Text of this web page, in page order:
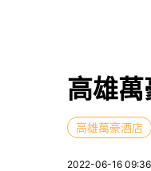
高雄
高雄萬豪酒店
2022-06-16 09:36